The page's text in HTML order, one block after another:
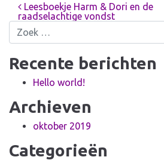
Bericht navigatie
Leesboekje Harm & Dori en de
raadselachtige vondst
Zoek naar:
Recente berichten
Hello world!
Archieven
oktober 2019
Categorieën